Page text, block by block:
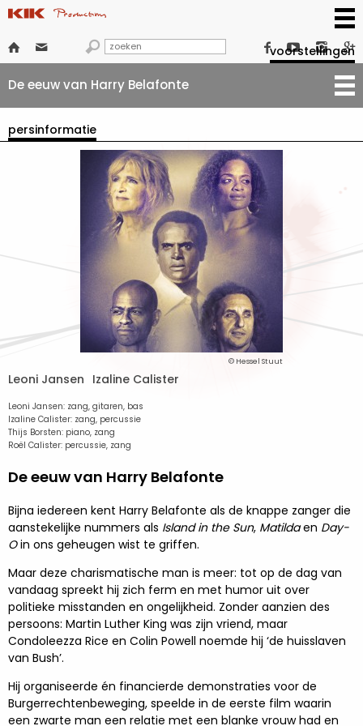
      
voorstellingen
De eeuw van Harry Belafonte
persinformatie
© Hessel Stuut
Leoni Jansen Izaline Calister
Leoni Jansen: zang, gitaren, bas
Izaline Calister: zang, percussie
Thijs Borsten: piano, zang
Roël Calister: percussie, zang
De eeuw van Harry Belafonte
Bijna iedereen kent Harry Belafonte als de knappe zanger die
aanstekelijke nummers als Island in the Sun, Matildaen Day-
Oin ons geheugen wist te griffen.
Maar deze charismatische man is meer: tot op de dag van
vandaag spreekt hij zich ferm en met humor uit over
politieke misstanden en ongelijkheid. Zonder aanzien des
persoons: Martin Luther King was zijn vriend, maar
Condoleezza Rice en Colin Powell noemde hij ‘de huisslaven
van Bush’.
Hij organiseerde én financierde demonstraties voor de
Burgerrechtenbeweging, speelde in de eerste film waarin
een zwarte man een relatie met een blanke vrouw had en